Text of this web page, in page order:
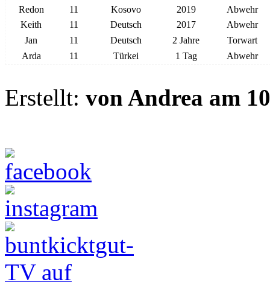
Redon
11 Kosovo 2019
Abwehr
Keith
11 Deutsch 2017
Abwehr
Jan
11 Deutsch 2 Jahre
Torwart
Arda
11 Türkei 1 Tag Abwehr
Erstellt: von Andrea am